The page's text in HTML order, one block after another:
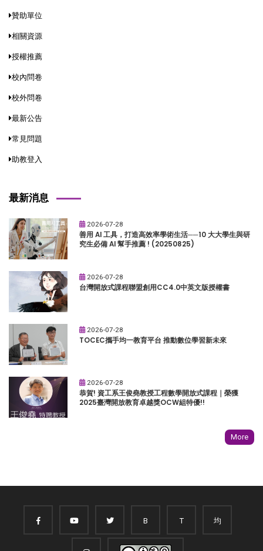
贊助單位
相關資源
授權推薦
校內問卷
校外問卷
最新公告
常見問題
助教登入
最新消息
2026-07-28
善用 AI 工具，打造高效率學術生活──10 大大學生與研
究生必備 AI 幫手推薦 ! (20250825)
2026-07-28
台灣開放式課程聯盟創用CC4.0中英文版授權書
2026-07-28
TOCEC攜手均一教育平台 推動數位學習新未來
2026-07-28
恭賀! 資工系王俊堯教授工程數學開放式課程｜榮獲
2025臺灣開放教育卓越獎OCW組特優!!
More
B T 均